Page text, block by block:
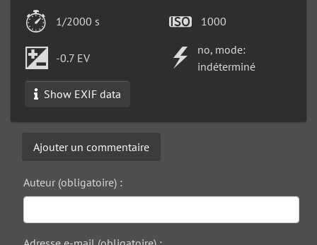
1/2000 s 1000
-0.7 EV
no, mode:
indéterminé
Show EXIF data
Ajouter un commentaire
Auteur (obligatoire) :